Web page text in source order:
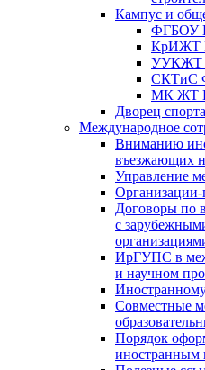
Кампус и
ФГБОУ
КрИЖТ
УУКЖТ
СКТиС
МК ЖТ
Дворец
Международное
Вниманию
въезжающих
Управление
Договоры по
с
ИрГУПС в
и научном
Совместные
Порядок